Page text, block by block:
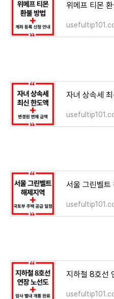
위메프 티몬
자녀 상속세